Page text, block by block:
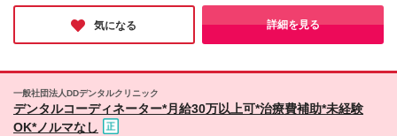
係が広がる職場でバックオフィスデビューができる環境。福祉の
世界で新しいキャリアを築きたい方にピッタリですよ♪
気になる 詳細を見る
一般社団法人DDデンタルクリニック
デンタルコーディネーター*月給30万以上可*治療費補助*未経験
OK*ノルマなし